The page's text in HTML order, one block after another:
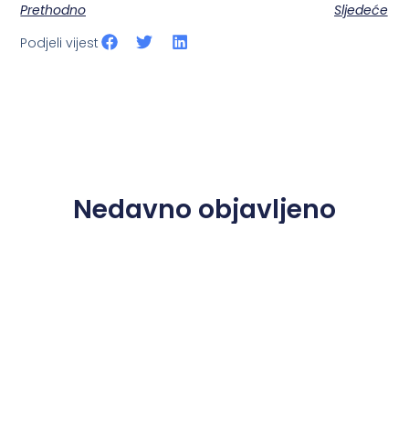
Prethodno
Sljedeće
Podjeli vijest
Nedavno objavljeno